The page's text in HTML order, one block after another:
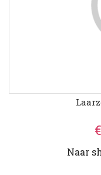
Naar